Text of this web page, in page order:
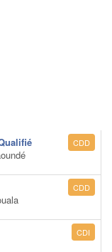
CDD
CDD
CDI